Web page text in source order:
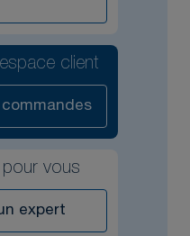
client
vous
expert